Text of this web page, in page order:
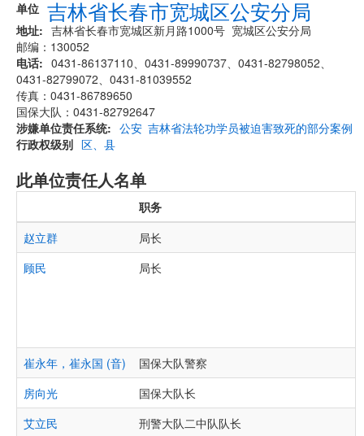
单位 吉林省长春市宽城区公安分局
地址
吉林省长春市宽城区新月路1000号 宽城区公安分局
邮编：130052
电话
0431-86137110、0431-89990737、0431-82798052、
0431-82799072、0431-81039552
传真：0431-86789650
国保大队：0431-82792647
涉嫌单位责任系统
公安 吉林省法轮功学员被迫害致死的部分案例
行政权级别 区、县
此单位责任人名单
职务
赵立群
局长
顾民
局长
崔永年，崔永国 (音)
国保大队警察
房向光
国保大队长
艾立民
刑警大队二中队队长